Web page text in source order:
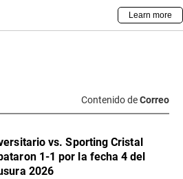
Contenido deCorreo
vs. Sporting Cristal
1-1 por la fecha 4 del
2026